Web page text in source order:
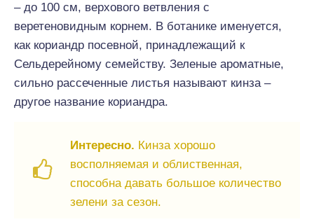
– до 100 см, верхового ветвления с
веретеновидным корнем. В ботанике именуется,
как кориандр посевной, принадлежащий к
Сельдерейному семейству. Зеленые ароматные,
сильно рассеченные листья называют кинза –
другое название кориандра.
Интересно. Кинза хорошо
восполняемая и облиственная,
способна давать большое количество
зелени за сезон.